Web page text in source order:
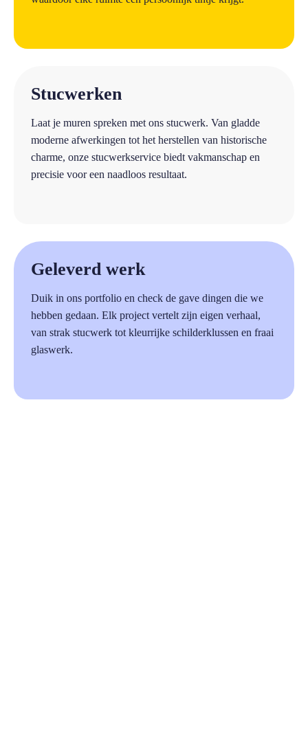
Stucwerken
Laat je muren spreken met ons stucwerk. Van gladde
moderne afwerkingen tot het herstellen van historische
charme, onze stucwerkservice biedt vakmanschap en
precisie voor een naadloos resultaat.
Geleverd werk
Duik in ons portfolio en check de gave dingen die we
hebben gedaan. Elk project vertelt zijn eigen verhaal,
van strak stucwerk tot kleurrijke schilderklussen en fraai
glaswerk.